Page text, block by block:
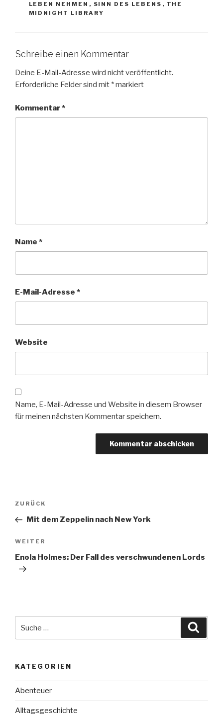
LEBEN NEHMEN , SINN DES LEBENS , THE
MIDNIGHT LIBRARY
Schreibe einen Kommentar
Deine E-Mail-Adresse wird nicht veröffentlicht.
Erforderliche Felder sind mit *markiert
Kommentar*
Name *
E-Mail-Adresse *
Website
Name, E-Mail-Adresse und Website in diesem Browser
für meinen nächsten Kommentar speichern.
Beitragsnavigation
Vorheriger
Beitrag
ZURÜCK
Mit dem Zeppelin nach New York
Nächster
Beitrag
WEITER
Enola Holmes: Der Fall des verschwundenen Lords
nach:
KATEGORIEN
Abenteuer
Alltagsgeschichte